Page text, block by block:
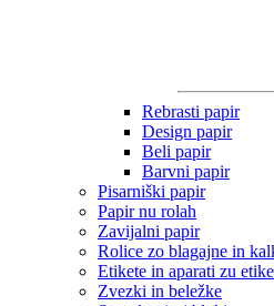
Rebrasti papir
Design papir
Beli papir
Barvni papir
Pisarniški papir
Papir nu rolah
Zavijalni papir
Rolice zo blagajne in
Etikete in aparati zu
Zvezki in beležke